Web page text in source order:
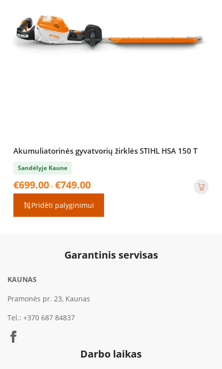
Akumuliatorinės gyvatvorių žirklės STIHL HSA 150 T
Sandėlyje Kaune
€699.00–€749.00
€699.00
through
Pridėti palyginimui
Garantinis servisas
KAUNAS
Pramonės pr. 23, Kaunas
Tel.: +370 687 84837
Darbo laikas